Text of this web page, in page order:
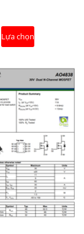
Lựa chọn